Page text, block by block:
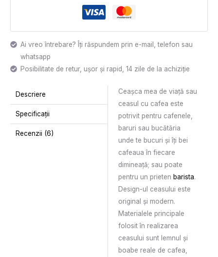
Ai vreo întrebare? Îți răspundem prin e-mail, telefon sau
whatsapp
Posibilitate de retur, ușor și rapid, 14 zile de la achiziție
Descriere
Specificații
Recenzii (6)
Ceașca mea de viață sau
ceasul cu cafea este
potrivit pentru cafenele,
baruri sau bucătăria
unde te bucuri și îți bei
cafeaua în fiecare
dimineață; sau poate
pentru un prieten barista.
Design-ul ceasului este
original și modern.
Materialele principale
folosit în realizarea
ceasului sunt lemnul și
boabe reale de cafea,